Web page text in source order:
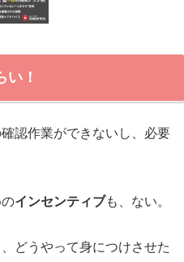
い！
認作業ができないし、必要
インセンティブも、ない。
どうやって身につけさせた